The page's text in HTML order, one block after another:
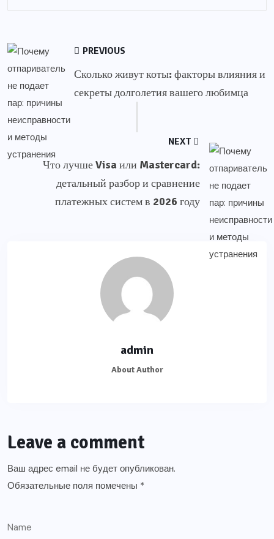
PREVIOUS
Сколько живут коты: факторы влияния и
секреты долголетия вашего любимца
NEXT
Что лучше Visa или Mastercard:
детальный разбор и сравнение
платежных систем в 2026 году
admin
About Author
Leave a comment
Ваш адрес email не будет опубликован.
Обязательные поля помечены *